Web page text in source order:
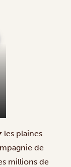
les plaines
de
millions de